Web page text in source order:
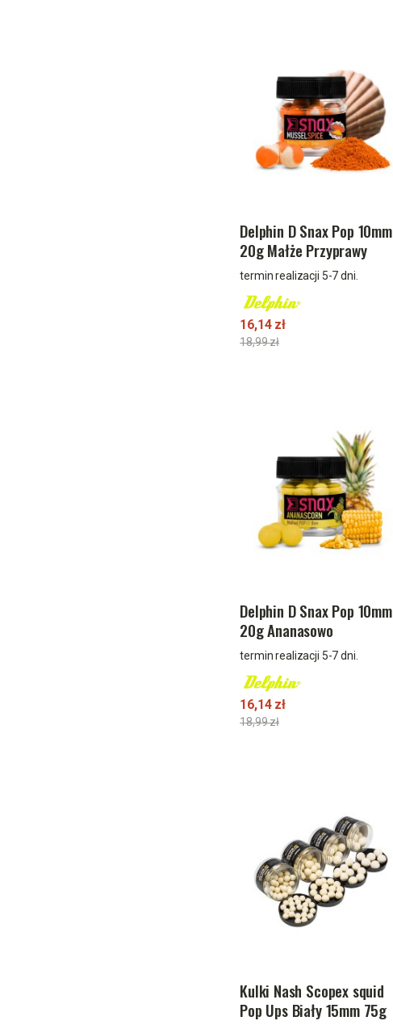
Delphin D Snax Pop 10mm
20g Małże Przyprawy
termin realizacji 5-7 dni.
16,14 zł
18,99 zł
Delphin D Snax Pop 10mm
20g Ananasowo
Kukurydziany
termin realizacji 5-7 dni.
16,14 zł
18,99 zł
Kulki Nash Scopex squid
Pop Ups Biały 15mm 75g